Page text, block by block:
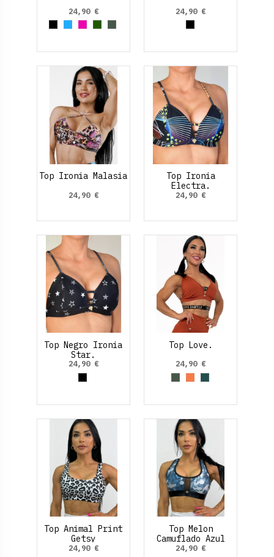
24,90 €
NegroAzul claro
FucsiaVerde oscuro
Verde Oliva
24,90 €
Negro
Top Ironia Malasia
24,90 €
Top Ironia
Electra.
24,90 €
Top Negro Ironia
Star.
24,90 €
Negro
Top Love.
24,90 €
Verde Oliva
Marrón claro
Verde Medio
Top Animal Print
Getsy
24,90 €
Top Melon
Camuflado Azul
24,90 €